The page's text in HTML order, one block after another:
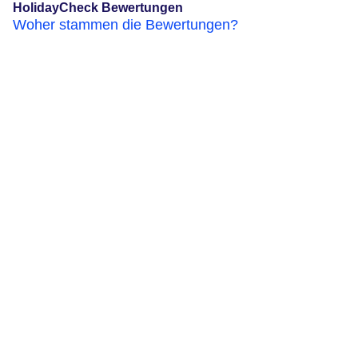
HolidayCheck Bewertungen
Woher stammen die Bewertungen?